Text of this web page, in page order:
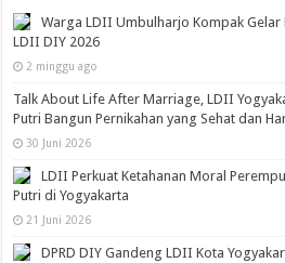
Warga LDII Umbulharjo Kompak Gelar
LDII DIY 2026
2 minggu ago
Talk About Life After Marriage, LDII
Putri Bangun Pernikahan yang Sehat dan
30 Juni 2026
LDII Perkuat Ketahanan Moral
Putri di Yogyakarta
21 Juni 2026
DPRD DIY Gandeng LDII Kota